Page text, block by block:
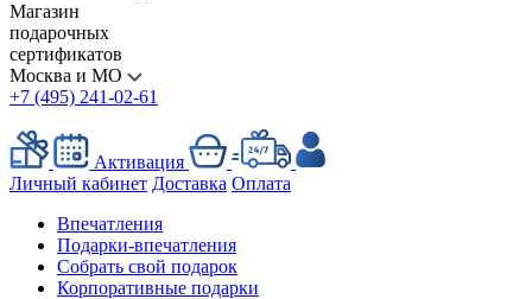
Магазин
подарочных
сертификатов
Москва и МО
+7 (495) 241-02-61
Активация
Личный кабинет Доставка Оплата
Впечатления
Подарки-впечатления
Собрать свой подарок
Корпоративные подарки